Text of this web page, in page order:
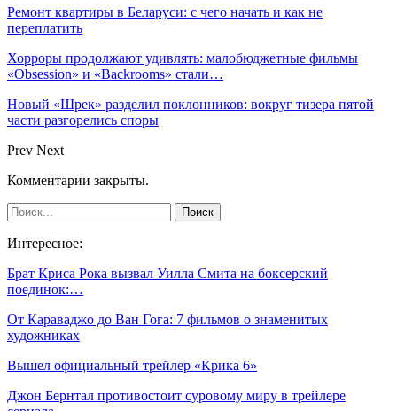
Ремонт квартиры в Беларуси: с чего начать и как не
переплатить
Хорроры продолжают удивлять: малобюджетные фильмы
«Obsession» и «Backrooms» стали…
Новый «Шрек» разделил поклонников: вокруг тизера пятой
части разгорелись споры
Prev Next
Комментарии закрыты.
Интересное:
Брат Криса Рока вызвал Уилла Смита на боксерский
поединок:…
От Караваджо до Ван Гога: 7 фильмов о знаменитых
художниках
Вышел официальный трейлер «Крика 6»
Джон Бернтал противостоит суровому миру в трейлере